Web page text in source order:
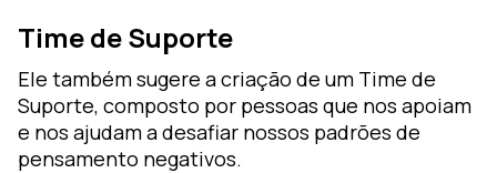
Time de Suporte
Ele também sugere a criação de um Time de
Suporte, composto por pessoas que nos apoiam
e nos ajudam a desafiar nossos padrões de
pensamento negativos.